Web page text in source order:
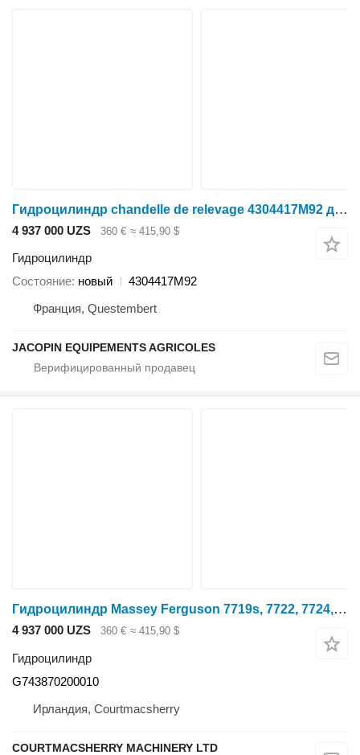
Гидроцилиндр chandelle de relevage 4304417M92 для трактора колесного Massey Ferguson 6400 7400 7600
4 937 000 UZS 360 € ≈ 415,90 $
Гидроцилиндр
Состояние новый
4304417M92
Франция, Questembert
JACOPIN EQUIPEMENTS AGRICOLES
Гидроцилиндр Massey Ferguson 7719s, 7722, 7724, 7726 Lift Cylinder Ram G743870200010 для трактора колесного
4 937 000 UZS 360 € ≈ 415,90 $
Гидроцилиндр
G743870200010
Ирландия, Courtmacsherry
COURTMACSHERRY MACHINERY LTD